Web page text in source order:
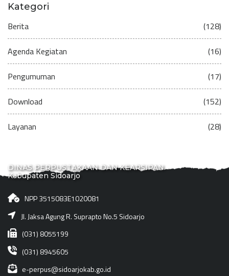
Kategori
Berita (128)
Agenda Kegiatan (16)
Pengumuman (17)
Download (152)
Layanan (28)
DINAS PERPUSTAKAAN DAN KEARSIPAN
Kabupaten Sidoarjo
NPP 3515083E1020081
Jl. Jaksa Agung R. Suprapto No.5 Sidoarjo
(031) 8055199
(031) 8945605
e-perpus@sidoarjokab.go.id